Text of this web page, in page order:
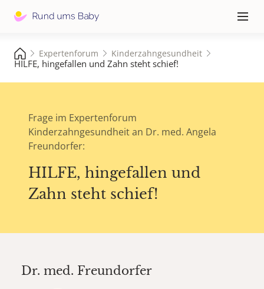
≡
Expertenforum Kinderzahngesundheit
HILFE, hingefallen und Zahn steht schief!
Frage im Expertenforum
Kinderzahngesundheit an Dr. med. Angela
Freundorfer:
HILFE, hingefallen und
Zahn steht schief!
Dr. med. Freundorfer